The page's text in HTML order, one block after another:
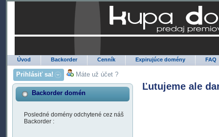
Úvod Backorder Cenník Expirujúce domény FAQ
Prihlásiť sa! Máte už účet ?
Backorder domén
Posledné domény odchytené cez náš
Backorder :
Ľutujeme ale